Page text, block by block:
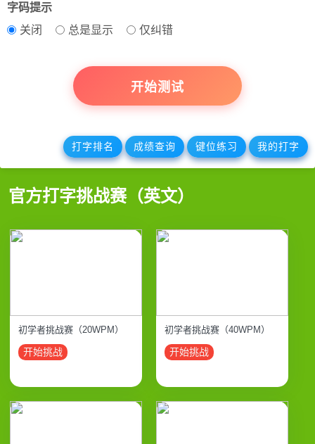
字码提示
关闭
总是显示 仅纠错
开始测试
打字排名 成绩查询 键位练习 我的打字
官方打字挑战赛（英文）
初学者挑战赛（20WPM）
开始挑战
初学者挑战赛（40WPM）
开始挑战